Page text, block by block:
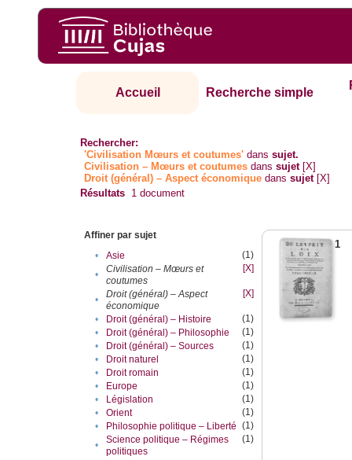
Accueil Recherche simple
Rechercher:
'Civilisation Mœurs et coutumes' danssujet.
Civilisation – Mœurs et coutumes danssujet [X]
Droit (général) – Aspect économique danssujet [X]
Résultats 1 document
Affiner par sujet
•
Asie
(1)
•
Civilisation – Mœurs et
coutumes
[X]
•
Droit (général) – Aspect
économique
[X]
• Droit (général) – Histoire
(1)
•
Droit (général) – Philosophie
(1)
•
Droit (général) – Sources
(1)
•
Droit naturel
(1)
•
Droit romain
(1)
•
Europe
(1)
•
Législation
(1)
•
Orient
(1)
•
Philosophie politique – Liberté (1)
•
Science politique – Régimes
politiques
(1)
1